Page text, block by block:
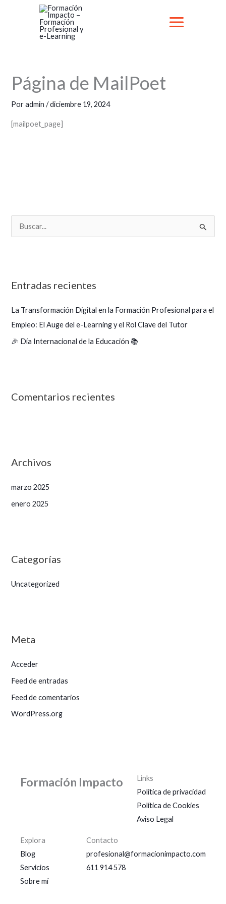
Página de MailPoet
Poradmin/diciembre 19, 2024
[mailpoet_page]
a
r
Entradas recientes
La Transformación Digital en la Formación Profesional para el
Empleo: El Auge del e-Learning y el Rol Clave del Tutor
🎉 Día Internacional de la Educación 📚
Comentarios recientes
Archivos
marzo 2025
enero 2025
Categorías
Uncategorized
Meta
Acceder
Feed de entradas
Feed de comentarios
WordPress.org
Formación Impacto
Links
Política de privacidad
Política de Cookies
Aviso Legal
Explora
Blog
Servicios
Sobre mí
Contacto
profesional@formacionimpacto.com
611 914 578